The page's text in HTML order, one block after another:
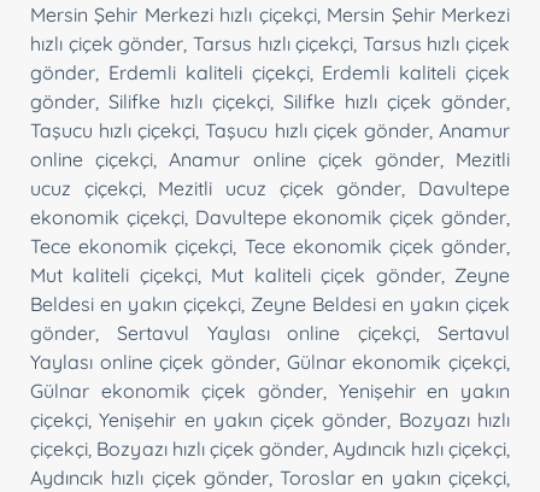
Mersin Şehir Merkezi hızlı çiçekçi, Mersin Şehir Merkezi
hızlı çiçek gönder Tarsus hızlı çiçekçi Tarsus hızlı çiçek
gönder Erdemli kaliteli çiçekçi, Erdemli kaliteli çiçek
gönder Silifke hızlı çiçekçi Silifke hızlı çiçek gönder
Taşucu hızlı çiçekçi ,Taşucu hızlı çiçek gönder,Anamur
online çiçekçi ,Anamur online çiçek gönder, Mezitli
ucuz çiçekçi, Mezitli ucuz çiçek gönder
Davultepe
ekonomik çiçekçi, Davultepe ekonomik çiçek gönder
Tece ekonomik çiçekçi Tece ekonomik çiçek gönder
Mut kaliteli çiçekçi, Mut kaliteli çiçek gönder, Zeyne
Beldesi en yakın çiçekçi Zeyne Beldesi en yakın çiçek
gönder
Sertavul Yaylası online çiçekçi ,Sertavul
Yaylası online çiçek gönder Gülnar ekonomik çiçekçi
Gülnar ekonomik çiçek gönder
Yenişehir en yakın
çiçekçi ,Yenişehir en yakın çiçek gönder Bozyazı hızlı
çiçekçi Bozyazı hızlı çiçek gönder Aydıncık hızlı çiçekçi
Aydıncık hızlı çiçek gönder,Toroslar en yakın çiçekçi